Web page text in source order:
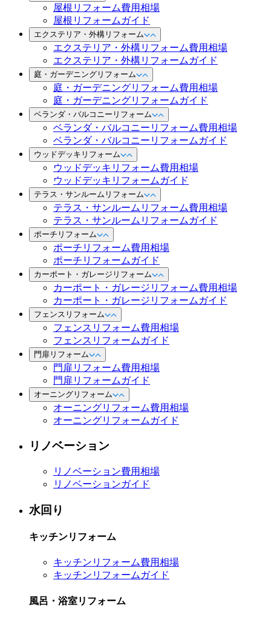
屋根リフォーム費用相場
屋根リフォームガイド
エクステリア・外構リフォーム
エクステリア・外構リフォーム費用相場
エクステリア・外構リフォームガイド
庭・ガーデニングリフォーム
庭・ガーデニングリフォーム費用相場
庭・ガーデニングリフォームガイド
ベランダ・バルコニーリフォーム
ベランダ・バルコニーリフォーム費用相場
ベランダ・バルコニーリフォームガイド
ウッドデッキリフォーム
ウッドデッキリフォーム費用相場
ウッドデッキリフォームガイド
テラス・サンルームリフォーム
テラス・サンルームリフォーム費用相場
テラス・サンルームリフォームガイド
ポーチリフォーム
ポーチリフォーム費用相場
ポーチリフォームガイド
カーポート・ガレージリフォーム
カーポート・ガレージリフォーム費用相場
カーポート・ガレージリフォームガイド
フェンスリフォーム
フェンスリフォーム費用相場
フェンスリフォームガイド
門扉リフォーム
門扉リフォーム費用相場
門扉リフォームガイド
オーニングリフォーム
オーニングリフォーム費用相場
オーニングリフォームガイド
リノベーション
リノベーション費用相場
リノベーションガイド
水回り
キッチンリフォーム
キッチンリフォーム費用相場
キッチンリフォームガイド
風呂・浴室リフォーム